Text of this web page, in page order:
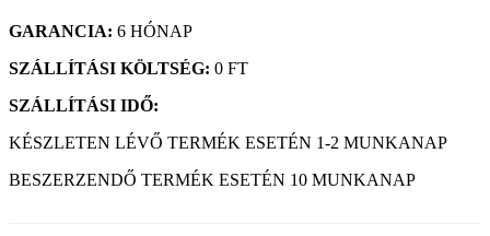
GARANCIA: 6 HÓNAP
SZÁLLÍTÁSI KÖLTSÉG: 0 FT
SZÁLLÍTÁSI IDŐ:
KÉSZLETEN LÉVŐ TERMÉK ESETÉN 1-2 MUNKANAP
BESZERZENDŐ TERMÉK ESETÉN 10 MUNKANAP